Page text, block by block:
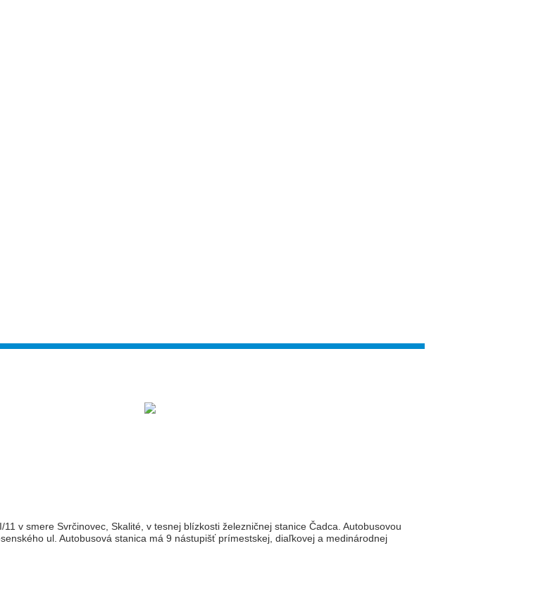
v smere Svrčinovec, Skalité, v tesnej blízkosti železničnej stanice Čadca. Autobusovou
ul. Autobusová stanica má 9 nástupišť prímestskej, diaľkovej a medinárodnej